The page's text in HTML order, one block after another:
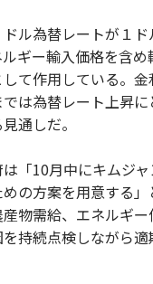
ル為替レートが１
ギー輸入価格を含め
て作用している。
は為替レート上昇
通しだ。
「10月中にキムジ
の方案を用意する
物需給、エネルギ
持続点検しながら